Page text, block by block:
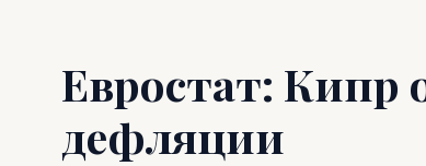
Евростат: Кипр
дефляции